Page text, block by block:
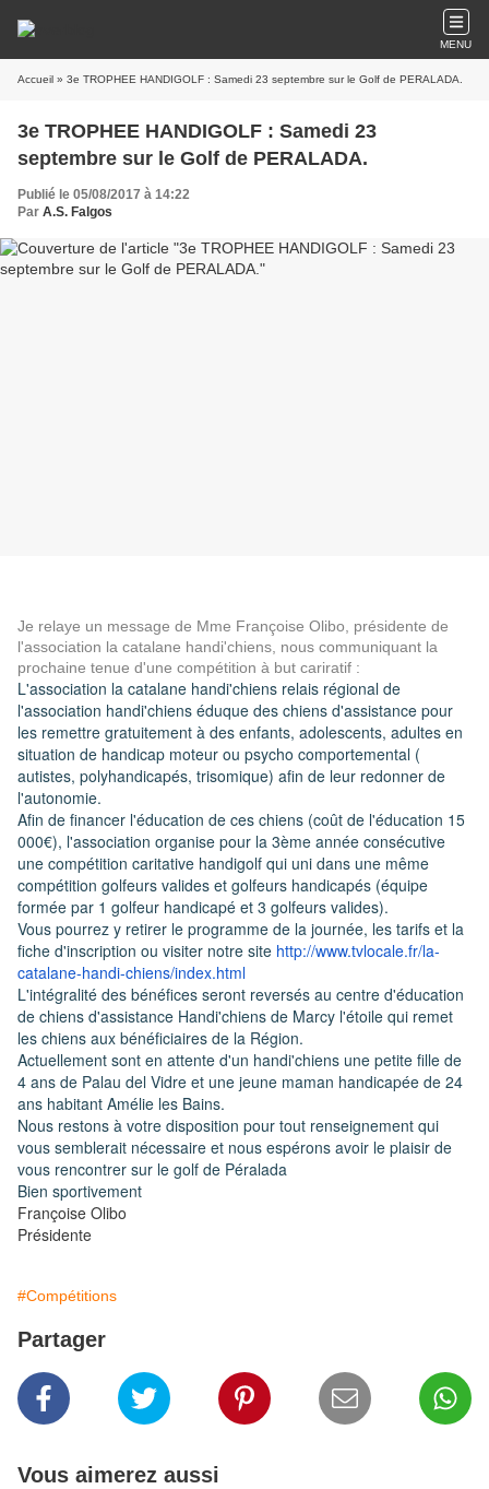
MENU
Accueil » 3e TROPHEE HANDIGOLF : Samedi 23 septembre sur le Golf de PERALADA.
3e TROPHEE HANDIGOLF : Samedi 23
septembre sur le Golf de PERALADA.
Publié le 05/08/2017 à 14:22
Par A.S. Falgos
Je relaye un message de Mme Françoise Olibo, présidente de
l'association la catalane handi'chiens, nous communiquant la
prochaine tenue d'une compétition à but cariratif :
L'association la catalane handi'chiens relais régional de
l'association handi'chiens éduque des chiens d'assistance pour
les remettre gratuitement à des enfants, adolescents, adultes en
situation de handicap moteur ou psycho comportemental (
autistes, polyhandicapés, trisomique) afin de leur redonner de
l'autonomie.
Afin de financer l'éducation de ces chiens (coût de l'éducation 15
000€), l'association organise pour la 3ème année consécutive
une compétition caritative handigolf qui uni dans une même
compétition golfeurs valides et golfeurs handicapés (équipe
formée par 1 golfeur handicapé et 3 golfeurs valides).
Vous pourrez y retirer le programme de la journée, les tarifs et la
fiche d'inscription ou visiter notre site http://www.tvlocale.fr/la-
catalane-handi-chiens/index.html
L'intégralité des bénéfices seront reversés au centre d'éducation
de chiens d'assistance Handi'chiens de Marcy l'étoile qui remet
les chiens aux bénéficiaires de la Région.
Actuellement sont en attente d'un handi'chiens une petite fille de
4 ans de Palau del Vidre et une jeune maman handicapée de 24
ans habitant Amélie les Bains.
Nous restons à votre disposition pour tout renseignement qui
vous semblerait nécessaire et nous espérons avoir le plaisir de
vous rencontrer sur le golf de Péralada
Bien sportivement
Françoise Olibo
Présidente
#Compétitions
Partager
Vous aimerez aussi